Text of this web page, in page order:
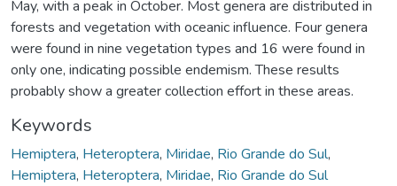
May, with a peak in October. Most genera are distributed in
forests and vegetation with oceanic influence. Four genera
were found in nine vegetation types and 16 were found in
only one, indicating possible endemism. These results
probably show a greater collection effort in these areas.
Keywords
Hemiptera, Heteroptera, Miridae, Rio Grande do Sul,
Hemiptera, Heteroptera, Miridae, Rio Grande do Sul